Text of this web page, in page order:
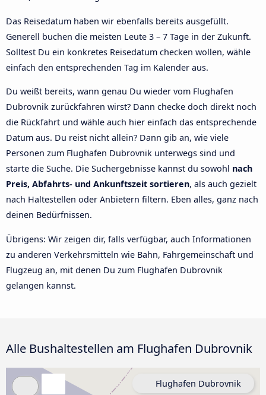
Das Reisedatum haben wir ebenfalls bereits ausgefüllt.
Generell buchen die meisten Leute 3 – 7 Tage in der Zukunft.
Solltest Du ein konkretes Reisedatum checken wollen, wähle
einfach den entsprechenden Tag im Kalender aus.
Du weißt bereits, wann genau Du wieder vom Flughafen
Dubrovnik zurückfahren wirst? Dann checke doch direkt noch
die Rückfahrt und wähle auch hier einfach das entsprechende
Datum aus. Du reist nicht allein? Dann gib an, wie viele
Personen zum Flughafen Dubrovnik unterwegs sind und
starte die Suche. Die Suchergebnisse kannst du sowohl nach
Preis, Abfahrts- und Ankunftszeit sortieren, als auch gezielt
nach Haltestellen oder Anbietern filtern. Eben alles, ganz nach
deinen Bedürfnissen.
Übrigens: Wir zeigen dir, falls verfügbar, auch Informationen
zu anderen Verkehrsmitteln wie Bahn, Fahrgemeinschaft und
Flugzeug an, mit denen Du zum Flughafen Dubrovnik
gelangen kannst.
Alle Bushaltestellen am Flughafen Dubrovnik
Flughafen Dubrovnik